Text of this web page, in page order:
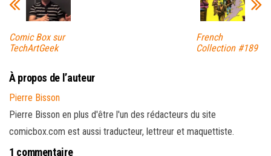
Comic Box sur
TechArtGeek
French
Collection #189
À propos de l’auteur
Pierre Bisson
Pierre Bisson en plus d'être l'un des rédacteurs du site
comicbox.com est aussi traducteur, lettreur et maquettiste.
1 commentaire